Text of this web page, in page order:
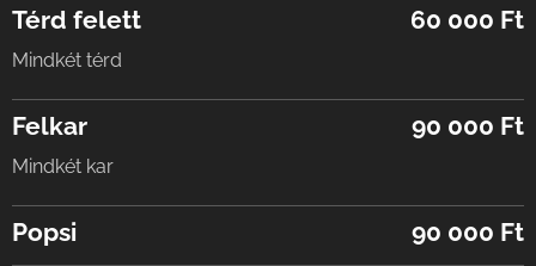
megtartása is, mert a gyakori, nagy mértékű
fogyás–hízás újra meglazíthatja a bőrt.
pacemaker vagy bizonyos fémimplantátumok
esetén a kezelt területen. Jelentős túlsúly vagy
sebészeti megoldás jöhet szóba, a HIFU
ilyenkor önmagában nem ad megfelelő
eredményt.
Térd felett
Mindkét térd
60 000 Ft
Felkar
Mindkét kar
90 000 Ft
Popsi
90 000 Ft